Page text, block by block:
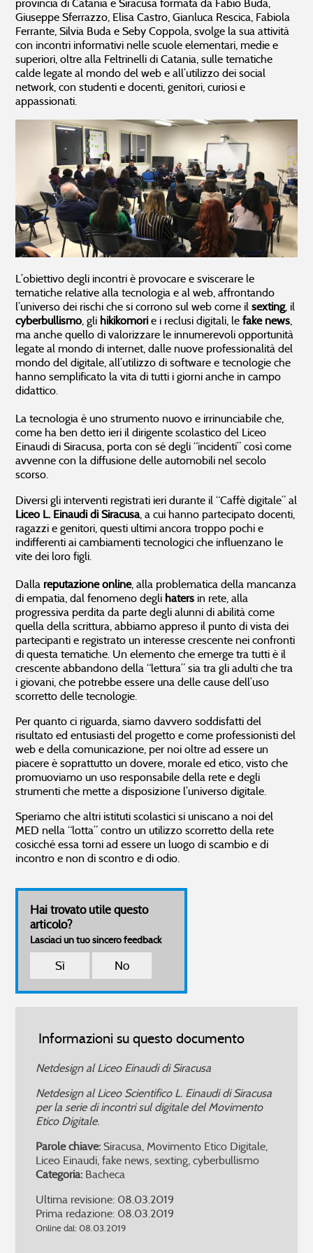
Ci sono problemi all’infrastruttura,
05.08.2026 22:02
Abbiamo rilevato un disservizio,
05.08.2026 14:02
Gestionale imprese
Gestionale per Ristorante
Customer Relationship Management
Non hai trovato ciò che ti interessa?
Business start pack
provincia di Catania e Siracusa formata da Fabio Buda,
Giuseppe Sferrazzo, Elisa Castro, Gianluca Rescica, Fabiola
Ferrante, Silvia Buda e Seby Coppola, svolge la sua attività
con incontri informativi nelle scuole elementari, medie e
superiori, oltre alla Feltrinelli di Catania, sulle tematiche
calde legate al mondo del web e all’utilizzo dei social
network, con studenti e docenti, genitori, curiosi e
appassionati.
L’obiettivo degli incontri è provocare e sviscerare le
tematiche relative alla tecnologia e al web, affrontando
l’universo dei rischi che si corrono sul web come ilsexting, il
cyberbullismo, gli hikikomori e i reclusi digitali, le fake news,
ma anche quello di valorizzare le innumerevoli opportunità
legate al mondo di internet, dalle nuove professionalità del
mondo del digitale, all’utilizzo di software e tecnologie che
hanno semplificato la vita di tutti i giorni anche in campo
didattico.
La tecnologia è uno strumento nuovo e irrinunciabile che,
come ha ben detto ieri il dirigente scolastico del Liceo
Einaudi di Siracusa, porta con sé degli “incidenti” così come
avvenne con la diffusione delle automobili nel secolo
scorso.
Diversi gli interventi registrati ieri durante il “Caffè digitale” al
Liceo L. Einaudi di Siracusa, a cui hanno partecipato docenti,
ragazzi e genitori, questi ultimi ancora troppo pochi e
indifferenti ai cambiamenti tecnologici che influenzano le
vite dei loro figli.
Dalla reputazione online, alla problematica della mancanza
di empatia, dal fenomeno degli haters in rete, alla
progressiva perdita da parte degli alunni di abilità come
quella della scrittura, abbiamo appreso il punto di vista dei
partecipanti e registrato un interesse crescente nei confronti
di questa tematiche. Un elemento che emerge tra tutti è il
crescente abbandono della “lettura” sia tra gli adulti che tra
i giovani, che potrebbe essere una delle cause dell’uso
scorretto delle tecnologie.
Per quanto ci riguarda, siamo davvero soddisfatti del
risultato ed entusiasti del progetto e come professionisti del
web e della comunicazione, per noi oltre ad essere un
piacere è soprattutto un dovere, morale ed etico, visto che
promuoviamo un uso responsabile della rete e degli
strumenti che mette a disposizione l’universo digitale.
Speriamo che altri istituti scolastici si uniscano a noi del
MED nella “lotta” contro un utilizzo scorretto della rete
cosicché essa torni ad essere un luogo di scambio e di
incontro e non di scontro e di odio.
Hai trovato utile questo
articolo?
Lasciaci un tuo sincero feedback
Sì No
Informazioni su questo documento
Netdesign al Liceo Einaudi di Siracusa
Netdesign al Liceo Scientifico L. Einaudi di Siracusa
per la serie di incontri sul digitale del Movimento
Etico Digitale.
Parole chiave: Siracusa, Movimento Etico Digitale,
Liceo Einaudi, fake news, sexting, cyberbullismo
Categoria: Bacheca
Ultima revisione: 08.03.2019
Prima redazione: 08.03.2019
Online dal: 08.03.2019